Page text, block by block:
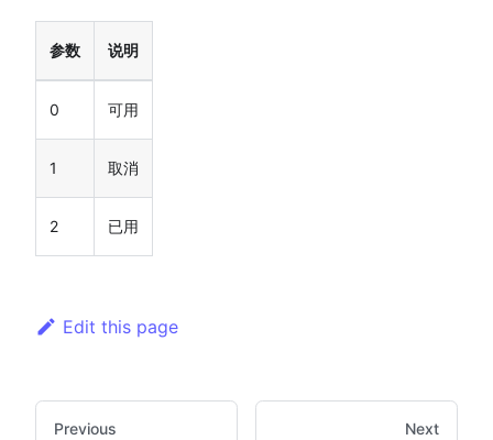
参数 说明
0 可用
1 取消
2 已用
Edit this page
Previous Next